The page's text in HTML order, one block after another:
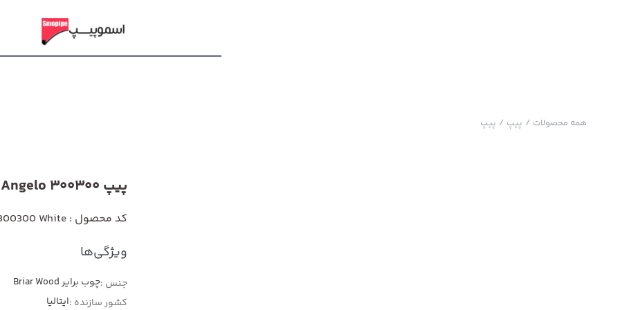
همه محصولات / پیپ / پیپ
پیپ Angelo 300300 سفید
کد محصول : Angelo 300300 White
ویژگی‌ها
جنس :چوب برایر Briar Wood
کشور سازنده :ایتالیا